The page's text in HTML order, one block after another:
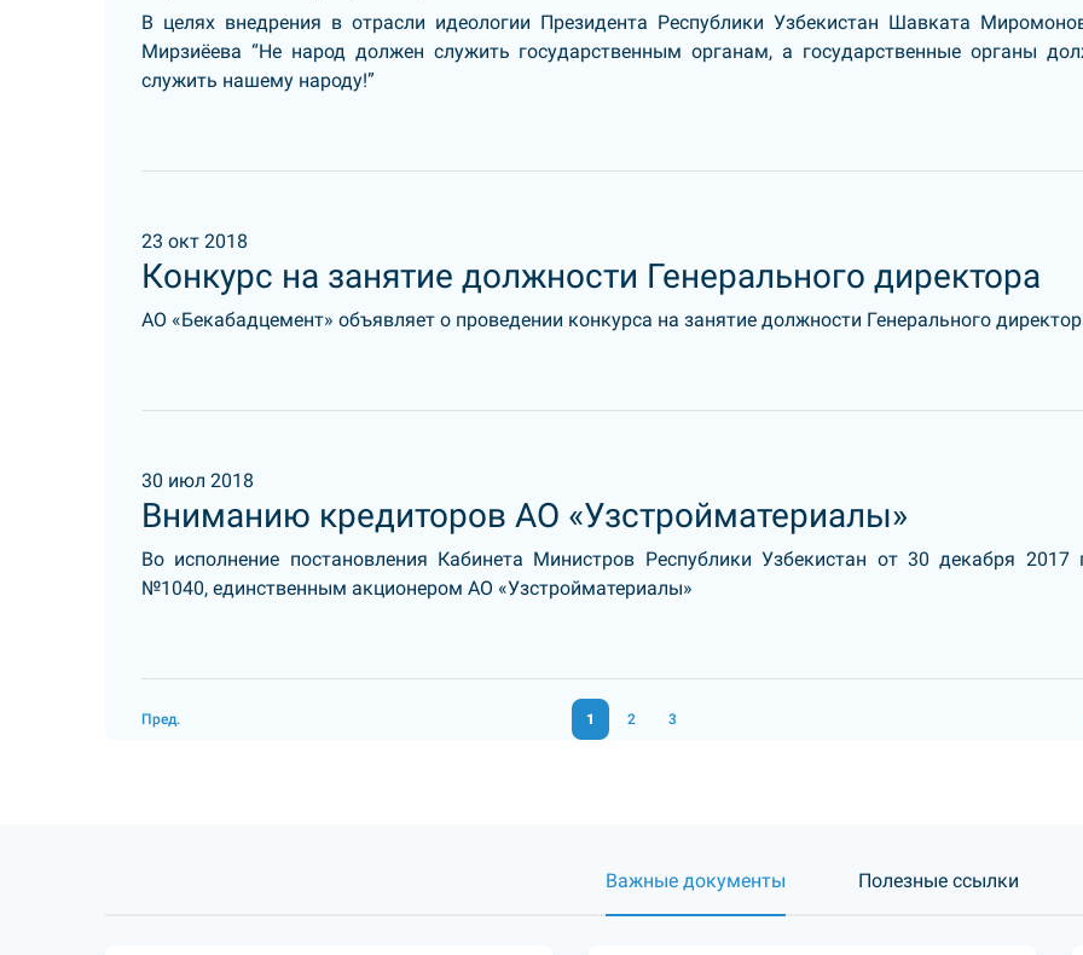
В целях внедрения в отрасли идеологии Президента Республики Узбекистан Шавката
Мирзиёева “Не народ должен служить государственным органам, а государственные органы
служить нашему народу!”
23 окт 2018
Конкурс на занятие должности Генерального директора
АО «Бекабадцемент» объявляет о проведении конкурса на занятие должности Генерального
30 июл 2018
Вниманию кредиторов АО «Узстройматериалы»
Во исполнение постановления Кабинета Министров Республики Узбекистан от 30 декабря 2017
№1040, единственным акционером АО «Узстройматериалы»
Пред. 1 2 3
Важные документы Полезные ссылки